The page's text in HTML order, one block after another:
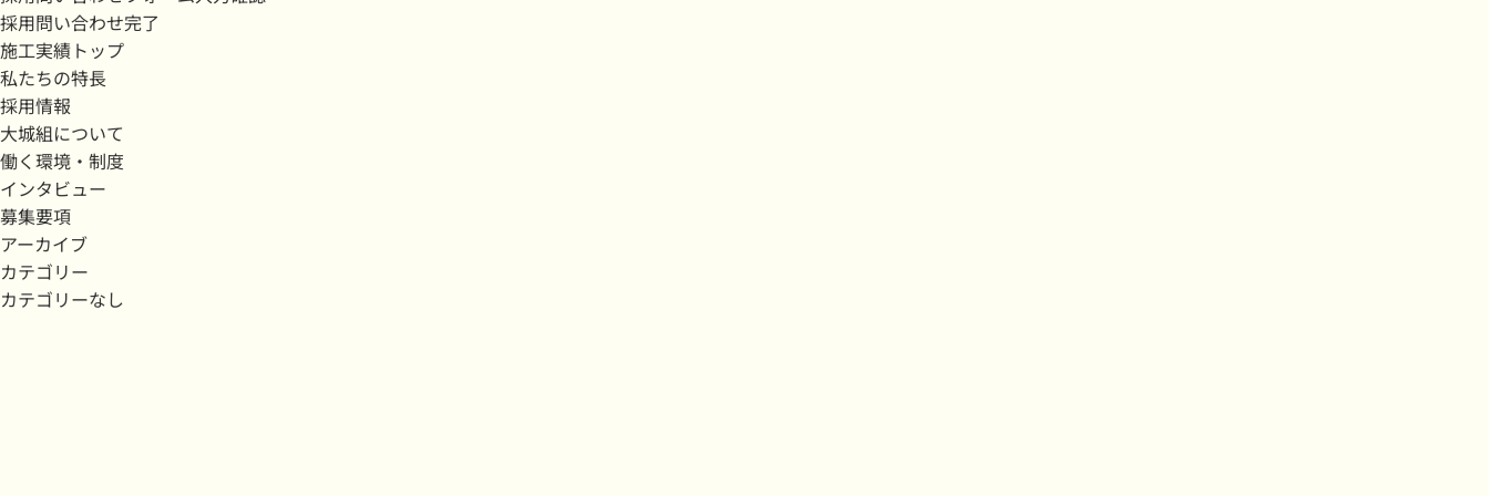
採用問い合わせ完了
施工実績トップ
私たちの特長
採用情報
大城組について
働く環境・制度
インタビュー
募集要項
アーカイブ
カテゴリー
カテゴリーなし